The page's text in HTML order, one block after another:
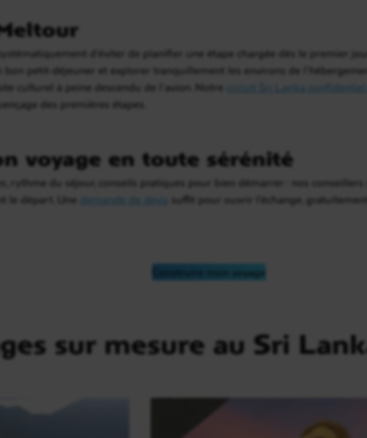
d’éviter de planifier une étape chargée dès le premier
bon petit-déjeuner et explorer tranquillement les environs de
culturel à peine descendu de l’avion. Notre
circuit Sri Lanka
des premières étapes.
voyage en toute sérénité
rythme du séjour, conseils pratiques pour bien démarrer : nos
le départ. Une
demande de devis suffit pour ouvrir l’échange,
Construire mon voyage
sur mesure au Sri